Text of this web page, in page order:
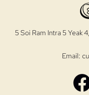
5 Soi Ram Intra 5 Yeak
Email: